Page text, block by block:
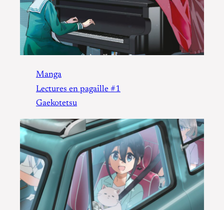
Manga
Lectures en pagaille #1
Gaekotetsu